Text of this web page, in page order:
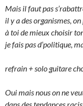
Mais il faut pas
il y a des organismes,
à toi de mieux choisir
je fais pas d’politique,
refrain + solo guitare
Oui mais nous on ne